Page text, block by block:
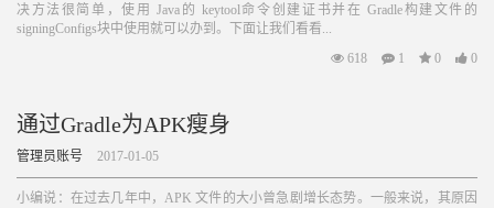
决方法很简单，使用 Java的 keytool命令创建证书并在 Gradle构建文件的
signingConfigs块中使用就可以办到。下面让我们看看...
618
1 0 0
通过Gradle为APK瘦身
管理员账号 2017-01-05
小编说：在过去几年中，APK 文件的大小曾急剧增长态势。一般来说，其原因